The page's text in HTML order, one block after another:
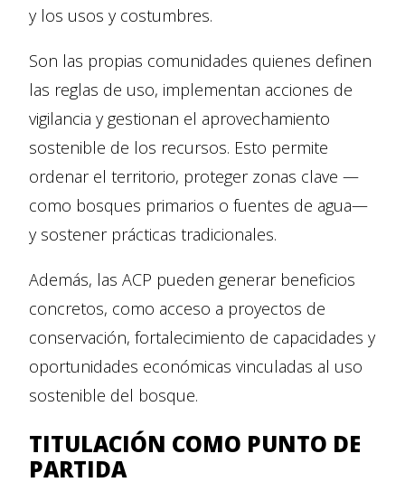
y los usos y costumbres.
Son las propias comunidades quienes definen
las reglas de uso, implementan acciones de
vigilancia y gestionan el aprovechamiento
sostenible de los recursos. Esto permite
ordenar el territorio, proteger zonas clave —
como bosques primarios o fuentes de agua—
y sostener prácticas tradicionales.
Además, las ACP pueden generar beneficios
concretos, como acceso a proyectos de
conservación, fortalecimiento de capacidades y
oportunidades económicas vinculadas al uso
sostenible del bosque.
TITULACIÓN COMO PUNTO DE
PARTIDA